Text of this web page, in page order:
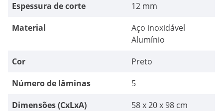
Espessura de corte
12 mm
Material
Aço inoxidável
Alumínio
Cor
Preto
Número de lâminas
5
Dimensões (CxLxA)
58 x 20 x 98 cm